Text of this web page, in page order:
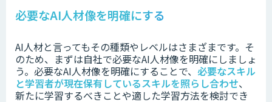
必要なAI人材像を明確にする
AI人材と言ってもその種類やレベルはさまざまです。そ
のため、まずは自社で必要なAI人材像を明確にしましょ
う。必要なAI人材像を明確にすることで、 必要なスキル
と学習者が現在保有しているスキルを照らし合わせ、
新たに学習するべきことや適した学習方法を検討でき